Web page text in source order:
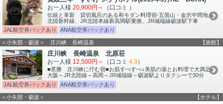
お一人様 20,900円～ （口コミ ）
伝統と革新 貸切風呂のある和モダン料理宿-五箇山・金沢中間地点。
北陸新幹線、JR北陸本線新高岡駅乗換、JR城端線砺波駅下車
JAL航空券パックあり
ANA航空券パックあり
＜小矢部・砺波＞ 庄川峡 長崎温泉 【旅館】
庄川峡 長崎温泉 北原荘
お一人様 12,500円～ （口コミ 4.3）
■景勝 庄川峡に佇む宿■お肌すべすべ♪美肌の湯とお料理で大満足。
大阪～JR北陸線～高岡～JR城端線～砺波駅よりタクシーで30分
JAL航空券パックあり
ANA航空券パックあり
＜小矢部・砺波＞ 【ホテル】